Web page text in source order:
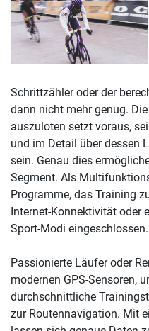
Schrittzähler oder der
dann nicht mehr genug.
auszuloten setzt voraus,
und im Detail über dessen
sein. Genau dies
Segment. Als
Programme, das Training
Internet-Konnektivität oder
Sport-Modi eingeschlossen.
Passionierte Läufer oder
modernen GPS-Sensoren,
durchschnittliche
zur Routennavigation. Mit